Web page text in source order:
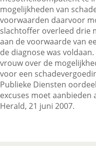
Zoeken
mogelijkheden van
voorwaarden daarvoor
slachtoffer overleed drie
aan de voorwaarde van
de diagnose was
vrouw over de
voor een
Publieke Diensten
excuses moet aanbieden
Herald, 21 juni 2007.